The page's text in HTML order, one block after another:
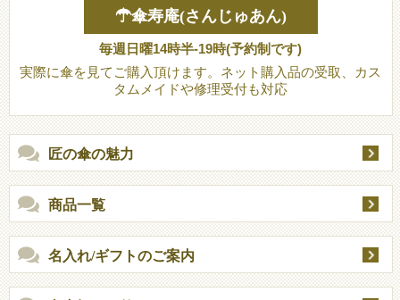
☂傘寿庵(さんじゅあん)
毎週日曜14時半-19時(予約制です)
実際に傘を見てご購入頂けます。ネット購入品の受取、カス
タムメイドや修理受付も対応
匠の傘の魅力
商品一覧
名入れ/ギフトのご案内